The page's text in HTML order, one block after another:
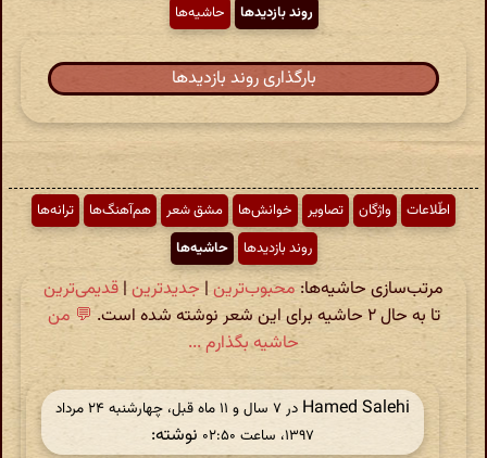
روند بازدیدها
حاشیه‌ها
بارگذاری روند بازدیدها
اطّلاعات واژگان تصاویر خوانش‌ها مشق شعر هم‌آهنگ‌ها
ترانه‌ها
روند بازدیدها
حاشیه‌ها
مرتب‌سازی حاشیه‌ها:محبوب‌ترین|جدیدترین | قدیمی‌ترین
تا به حال ۲ حاشیه برای این شعر نوشته شده است.
💬 من
حاشیه بگذارم ...
Hamed Salehi
در ‫۷ سال و ۱۱ ماه قبل، چهارشنبه ۲۴ مرداد
۱۳۹۷، ساعت ۰۲:۵۰
نوشته: